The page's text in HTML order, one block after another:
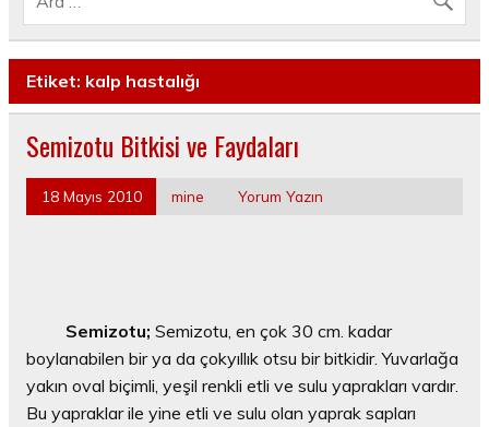
Etiket: kalp hastalığı
Semizotu Bitkisi ve Faydaları
18 Mayıs 2010 mine Yorum Yazın
Semizotu; Semizotu, en çok 30 cm. kadar
boylanabilen bir ya da çokyıllık otsu bir bitkidir. Yuvarlağa
yakın oval biçimli, yeşil renkli etli ve sulu yaprakları vardır.
Bu yapraklar ile yine etli ve sulu olan yaprak sapları